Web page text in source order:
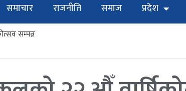
समाचार राजनीति समाज प्रदेश
सम्पन्न